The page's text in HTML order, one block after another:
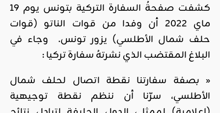
كشفت صفحةُ السفارة التركية بتونس يوم 19
ماي 2022 أن وفدا من قوات الناتو (قوات
حلف شمال الأطلسي) يزور تونس. وجاء في
البلاغ المقتضب الذي نشرتهُ سفارة تركيا :
« بصفة سفارتنا نقطة اتصال لحلف شمال
الأطلسي، سرّنا أن ننظم نقطة توجيهية